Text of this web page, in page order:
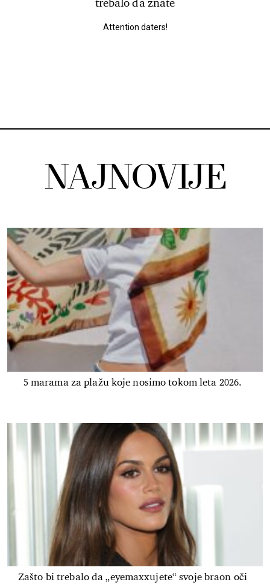
trebalo da znate
Attention daters!
NAJNOVIJE
5 marama za plažu koje nosimo tokom leta 2026.
Zašto bi trebalo da „eyemaxxujete“ svoje braon oči